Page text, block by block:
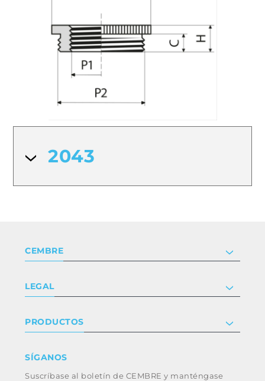
2043
CEMBRE
Certificaciones
Trabaja con nosotros
LEGAL
Términos y condiciones
Whistleblowing
Código ético y política anticorrupción del
PRODUCTOS
Industria
SÍGANOS
Suscríbase al boletín de CEMBRE y manténgase